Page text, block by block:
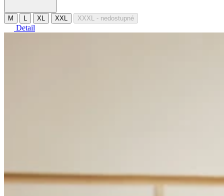
M XL XXL XXXL - nedostupné
Detail